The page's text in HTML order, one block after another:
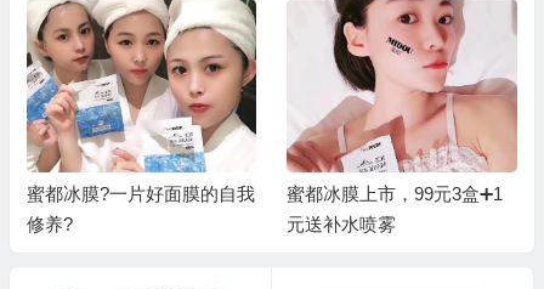
蜜都冰膜?一片好面膜的自我
修养?
蜜都冰膜上市，99元3盒➕1
元送补水喷雾